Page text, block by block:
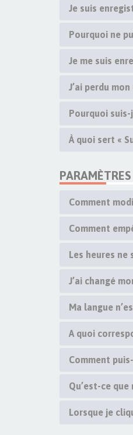
Je suis
Pourquoi ne
Je me suis
J’ai perdu
Pourquoi
À quoi sert «
Comment
Comment
Les heures ne
J’ai changé
Ma langue
A quoi
Comment
Qu’est-ce
Lorsque je